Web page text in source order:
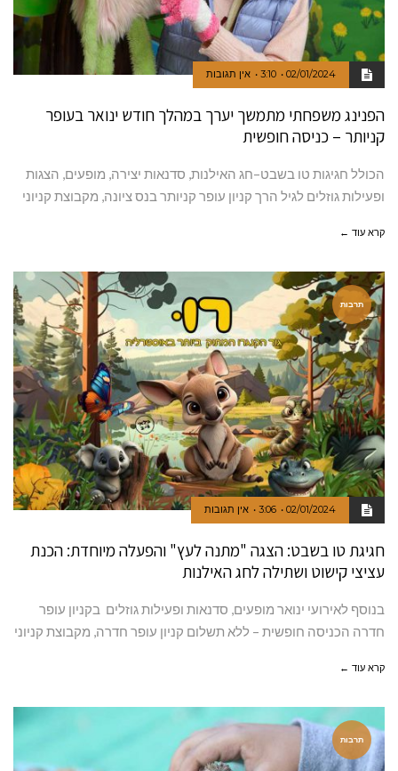
02/01/2024
3:10 אין תגובות
הפנינג משפחתי מתמשך יערך במהלך חודש ינואר בעופר
קניותר – כניסה חופשית
הכולל חגיגות טו בשבט–חג האילנות, סדנאות יצירה, מופעים, הצגות
ופעילות גוזלים לגיל הרך קניון עופר קניותר בנס ציונה, מקבוצת קניוני
קרא עוד ←
תרבות
02/01/2024
3:06 אין תגובות
חגיגת טו בשבט: הצגה "מתנה לעץ" והפעלה מיוחדת: הכנת
עציצי קישוט ושתילה לחג האילנות
בנוסף לאירועי ינואר מופעים, סדנאות ופעילות גוזלים בקניון עופר
חדרה הכניסה חופשית – ללא תשלום קניון עופר חדרה, מקבוצת קניוני
קרא עוד ←
תרבות